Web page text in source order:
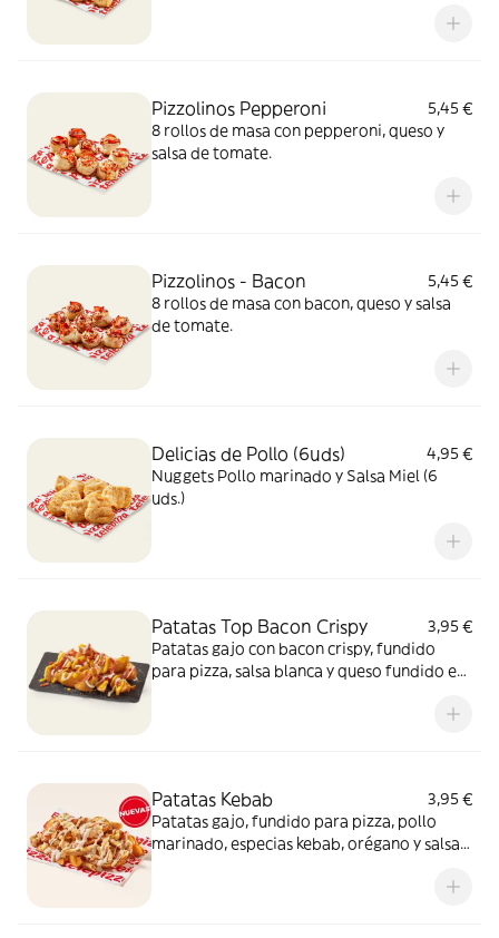
Pizzolinos Pepperoni
5,45 €
8 rollos de masa con pepperoni, queso y
salsa de tomate.
Pizzolinos - Bacon
5,45 €
8 rollos de masa con bacon, queso y salsa
de tomate.
Delicias de Pollo (6uds)
4,95 €
Nuggets Pollo marinado y Salsa Miel (6
uds.)
Patatas Top Bacon Crispy
3,95 €
Patatas gajo con bacon crispy, fundido
para pizza, salsa blanca y queso fundido en
Patatas Kebab
3,95 €
Patatas gajo, fundido para pizza, pollo
marinado, especias kebab, orégano y salsa